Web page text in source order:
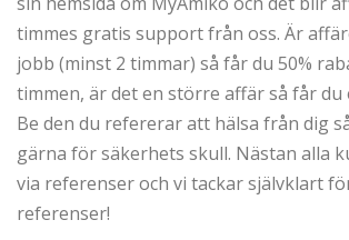
timmes gratis support från oss. Är
jobb (minst 2 timmar) så får du 50%
timmen, är det en större affär så får du
Be den du refererar att hälsa från dig
gärna för säkerhets skull. Nästan alla
via referenser och vi tackar självklart
referenser!